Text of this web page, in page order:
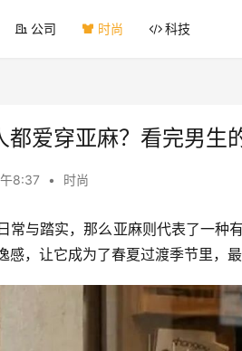
公司 时尚 科技
爱穿亚麻？看完男生
8:37 • 时尚
常与踏实，那么亚麻则代表了一种
感，让它成为了春夏过渡季节里，